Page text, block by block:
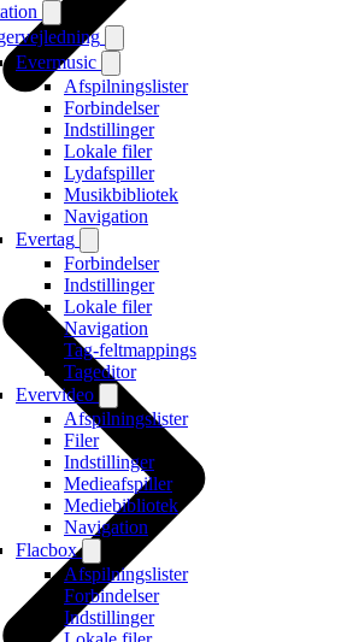
Evermusic
Afspilningslister
Forbindelser
Indstillinger
Lokale filer
Lydafspiller
Musikbibliotek
Navigation
Evertag
Forbindelser
Indstillinger
Lokale filer
Navigation
Tag-feltmappings
Tageditor
Evervideo
Afspilningslister
Filer
Indstillinger
Medieafspiller
Mediebibliotek
Navigation
Flacbox
Afspilningslister
Forbindelser
Indstillinger